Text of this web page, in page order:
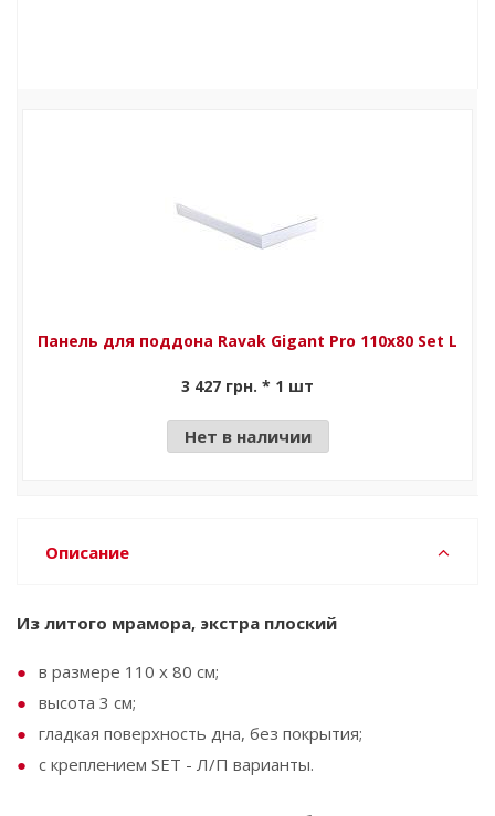
Панель для поддона Ravak Gigant Pro 110x80 Set L
3 427 грн. * 1 шт
Нет в наличии
Описание
Из литого мрамора, экстра плоский
в размере 110 x 80 см;
высота 3 см;
гладкая поверхность дна, без покрытия;
с креплением SET - Л/П варианты.